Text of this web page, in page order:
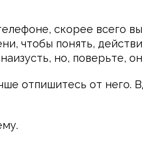
скорее всего вы
чтобы понять,
но, поверьте, он
отпишитесь от него.